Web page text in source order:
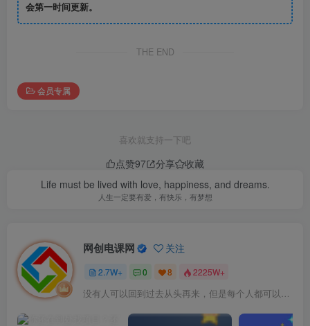
会第一时间更新。
THE END
会员专属
喜欢就支持一下吧
点赞97 分享
收藏
Life must be lived with love, happiness, and dreams.
人生一定要有爱，有快乐，有梦想
网创电课网 关注
2.7W+ 0 8 2225W+